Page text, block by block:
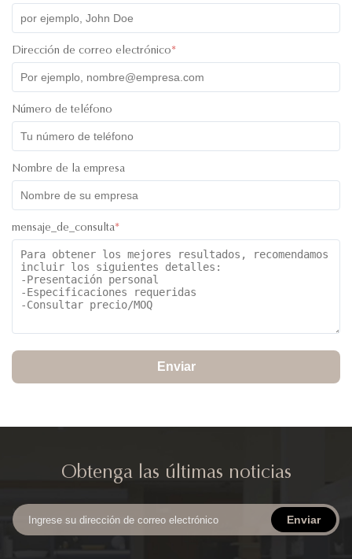
Dirección de correo electrónico*
Número de teléfono
Nombre de la empresa
mensaje_de_consulta*
Enviar
Obtenga las últimas noticias
Enviar